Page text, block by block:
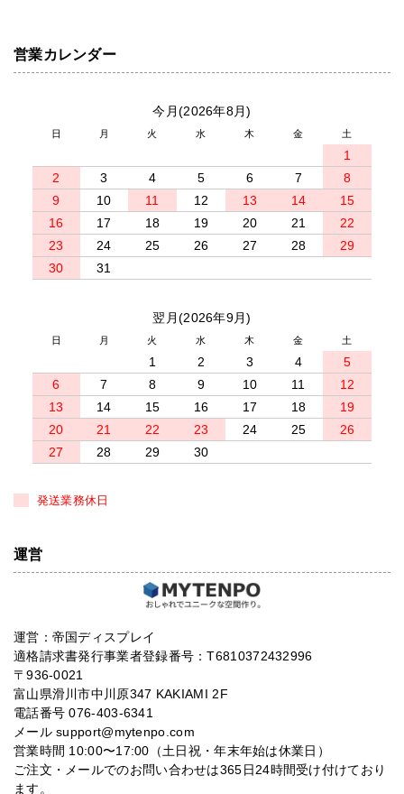
営業カレンダー
今月(2026年8月)
日 月 火 水 木 金 土
1
2
3 4 5 6 7
8
9
10 11 12 13 14
15
16
17 18 19 20 21
22
23
24 25 26 27 28
29
30
31
翌月(2026年9月)
日 月 火 水 木 金 土
1 2 3 4
5
6
7 8 9 10 11
12
13
14 15 16 17 18
19
20
21 22 23 24 25
26
27
28 29 30
発送業務休日
運営
運営：帝国ディスプレイ
適格請求書発行事業者登録番号：T6810372432996
〒936-0021
富山県滑川市中川原347 KAKIAMI 2F
電話番号 076-403-6341
メール support@mytenpo.com
営業時間 10:00〜17:00（土日祝・年末年始は休業日）
ご注文・メールでのお問い合わせは365日24時間受け付けており
ます。